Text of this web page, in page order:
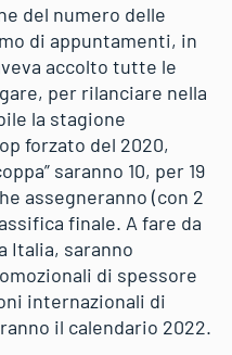
del numero delle
di appuntamenti, in
accolto tutte le
per rilanciare nella
la stagione
forzato del 2020,
saranno 10, per 19
assegneranno (con 2
finale. A fare da
Italia, saranno
di spessore
internazionali di
il calendario 2022.